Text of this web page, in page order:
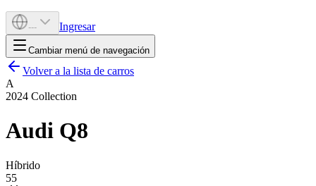
--- Ingresar
Cambiar menú de navegación
Volver a la lista de carros
A
2024 Collection
Audi Q8
Híbrido
55